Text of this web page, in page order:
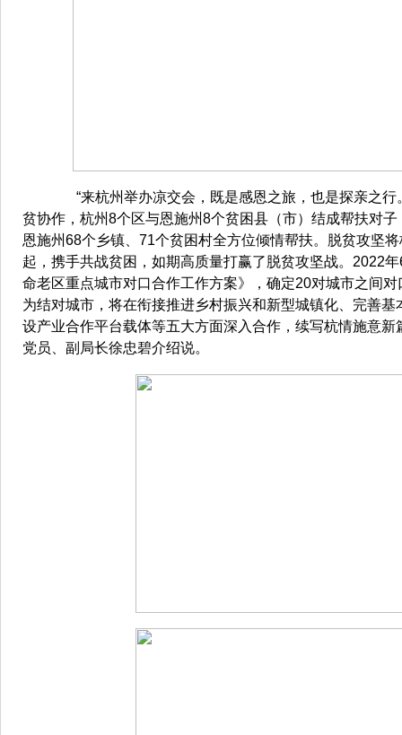
“来杭州举办凉交会，既是感恩之旅，也是探亲之行
贫协作，杭州8个区与恩施州8个贫困县（市）结成帮扶对
恩施州68个乡镇、71个贫困村全方位倾情帮扶。脱贫攻坚
起，携手共战贫困，如期高质量打赢了脱贫攻坚战。2022
命老区重点城市对口合作工作方案》，确定20对城市之间
为结对城市，将在衔接推进乡村振兴和新型城镇化、完善
设产业合作平台载体等五大方面深入合作，续写杭情施意新
党员、副局长徐忠碧介绍说。